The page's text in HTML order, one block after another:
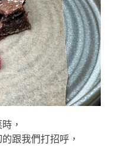
，
跟我們打招呼，